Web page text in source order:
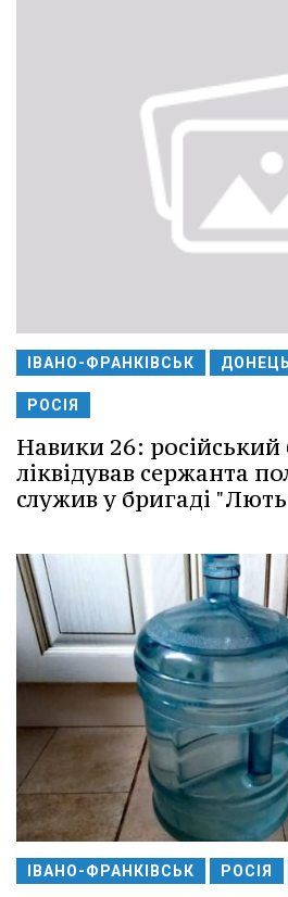
ІВАНО-ФРАНКІВСЬК
РОСІЯ
Навики 26: російський
ліквідував сержанта
служив у бригаді
ІВАНО-ФРАНКІВСЬК РОСІЯ